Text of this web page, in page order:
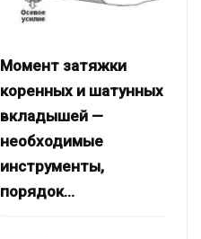
Момент затяжки
коренных и шатунных
вкладышей —
необходимые
инструменты,
порядок…